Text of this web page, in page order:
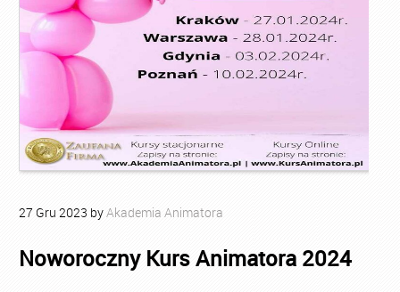
27 Gru 2023 byAkademia Animatora
Noworoczny Kurs Animatora 2024